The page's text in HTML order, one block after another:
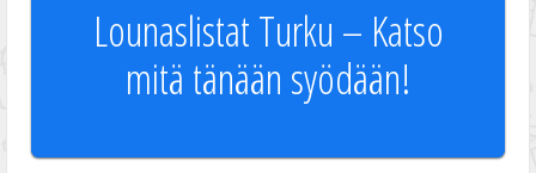
Lounaslistat Turku – Katso
mitä tänään syödään!